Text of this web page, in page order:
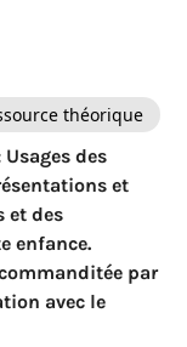
théorique
des
et
et des
enfance.
par
avec le